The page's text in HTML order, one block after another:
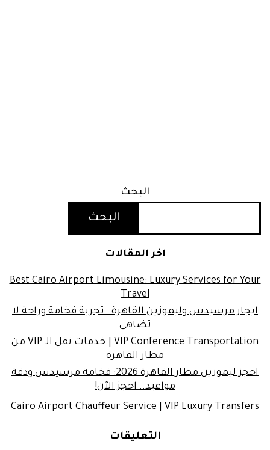
البحث
البحث
اخر المقالات
Best Cairo Airport Limousine: Luxury Services for Your
Travel
ايجار مرسيدس وليموزين القاهرة : تجربة فخامة وراحة لا
تضاهى
VIP Conference Transportation | خدمات نقل الـ VIP من
مطار القاهرة
احجز ليموزين مطار القاهرة 2026: فخامة مرسيدس ودقة
مواعيد.. احجز الآن!
Cairo Airport Chauffeur Service | VIP Luxury Transfers
التعليقات